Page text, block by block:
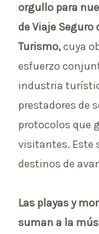
orgullo para
de Viaje Seguro
Turismo,cuya
esfuerzo
industria
prestadores de
protocolos que
visitantes. Este
destinos de
Las playas y
suman a la